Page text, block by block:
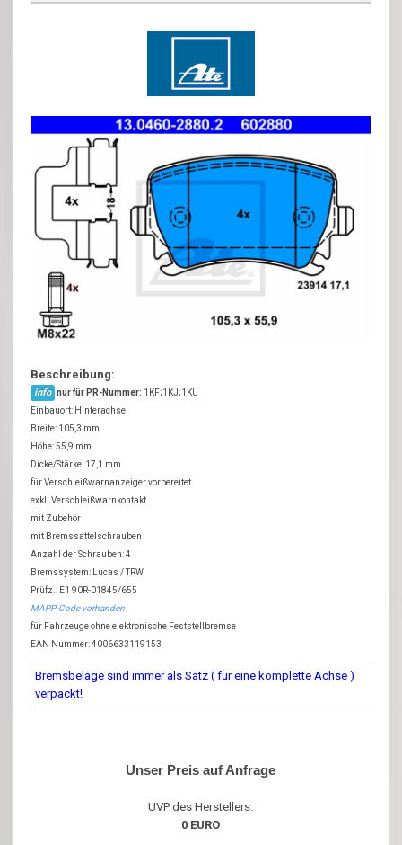
Beschreibung:
info nur für PR-Nummer: 1KF;1KJ;1KU
Einbauort: Hinterachse
Breite: 105,3 mm
Höhe: 55,9 mm
Dicke/Stärke: 17,1 mm
für Verschleißwarnanzeiger vorbereitet
exkl. Verschleißwarnkontakt
mit Zubehör
mit Bremssattelschrauben
Anzahl der Schrauben: 4
Bremssystem: Lucas / TRW
Prüfz.: E1 90R-01845/655
MAPP-Code vorhanden
für Fahrzeuge ohne elektronische Feststellbremse
EAN Nummer: 4006633119153
Bremsbeläge sind immer als Satz ( für eine komplette Achse )
verpackt!
Unser Preis auf Anfrage
UVP des Herstellers:
0 EURO